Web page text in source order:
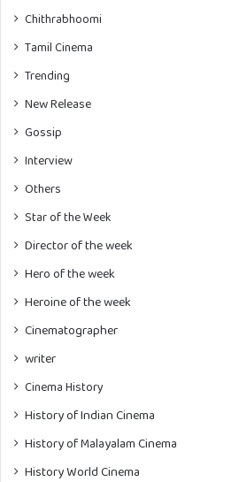
Chithrabhoomi
Tamil Cinema
Trending
New Release
Gossip
Interview
Others
Star of the Week
Director of the week
Hero of the week
Heroine of the week
Cinematographer
writer
Cinema History
History of Indian Cinema
History of Malayalam Cinema
History World Cinema